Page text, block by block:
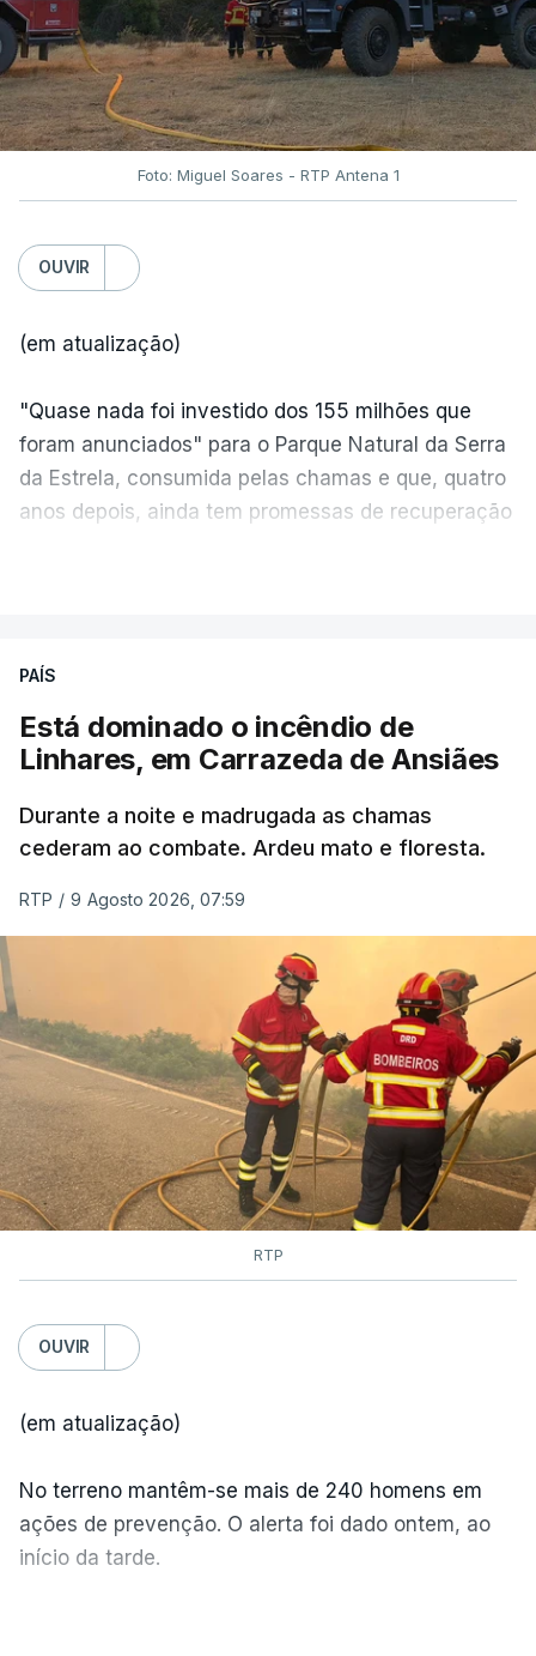
Foto: Miguel Soares - RTP Antena 1
OUVIR
(em atualização)
"Quase nada foi investido dos 155 milhões que
foram anunciados" para o Parque Natural da Serra
da Estrela, consumida pelas chamas e que, quatro
anos depois, ainda tem promessas de recuperação
ESTE CONTEÚDO ESTÁ NESTE
PAÍS
Está dominado o incêndio de
Linhares, em Carrazeda de Ansiães
Durante a noite e madrugada as chamas
cederam ao combate. Ardeu mato e floresta.
RTP / 9 Agosto 2026, 07:59
RTP
OUVIR
(em atualização)
No terreno mantêm-se mais de 240 homens em
ações de prevenção. O alerta foi dado ontem, ao
início da tarde.